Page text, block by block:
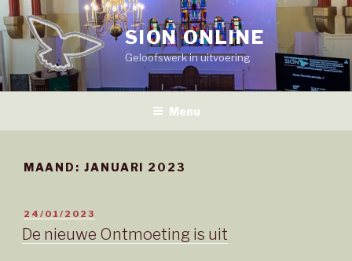
Naar
de
inhoud
springen
SION ONLINE
Geloofswerk in uitvoering
Menu
MAAND: JANUARI 2023
GEPLAATST
OP
24/01/2023
De nieuwe Ontmoeting is uit